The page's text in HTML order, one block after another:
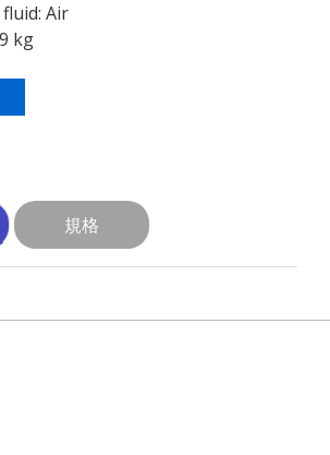
Air
kg
規格